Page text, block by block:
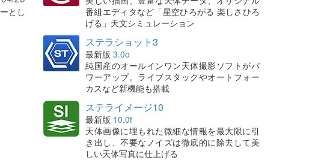
とし
番組エディタなど「星空ひろがる 楽しさひろ
げる」天文シミュレーション
ステラショット3
最新版 3.0o
純国産のオールインワン天体撮影ソフトがパ
ワーアップ。ライブスタックやオートフォー
カスなど新機能も搭載
ステライメージ10
最新版 10.0f
天体画像に埋もれた微細な情報を最大限に引
き出し、不要なノイズは徹底的に除去して美
しい天体写真に仕上げる